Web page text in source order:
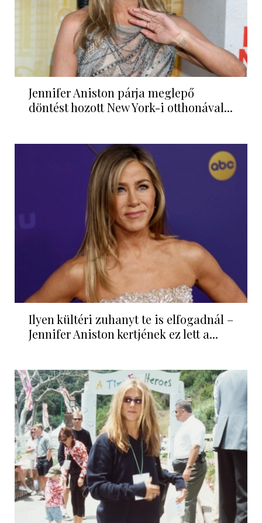
Jennifer Aniston párja meglepő
döntést hozott New York-i otthonával...
Ilyen kültéri zuhanyt te is elfogadnál –
Jennifer Aniston kertjének ez lett a...